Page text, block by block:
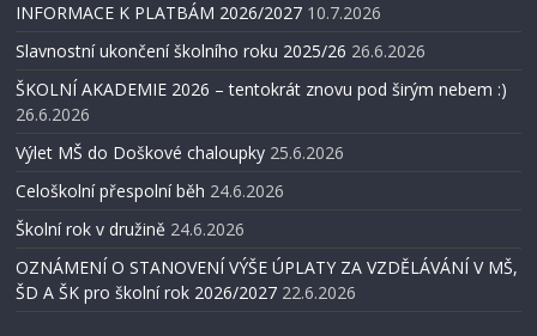
INFORMACE K PLATBÁM 2026/2027 10.7.2026
Slavnostní ukončení školního roku 2025/26 26.6.2026
ŠKOLNÍ AKADEMIE 2026 – tentokrát znovu pod širým nebem :)
26.6.2026
Výlet MŠ do Doškové chaloupky 25.6.2026
Celoškolní přespolní běh 24.6.2026
Školní rok v družině 24.6.2026
OZNÁMENÍ O STANOVENÍ VÝŠE ÚPLATY ZA VZDĚLÁVÁNÍ V MŠ,
ŠD A ŠK pro školní rok 2026/2027 22.6.2026